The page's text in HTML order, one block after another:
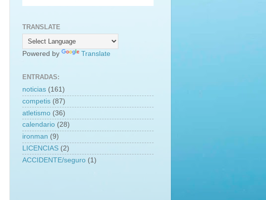
TRANSLATE
Powered by Translate
ENTRADAS:
noticias (161)
competis (87)
atletismo (36)
calendario (28)
ironman (9)
LICENCIAS (2)
ACCIDENTE/seguro (1)